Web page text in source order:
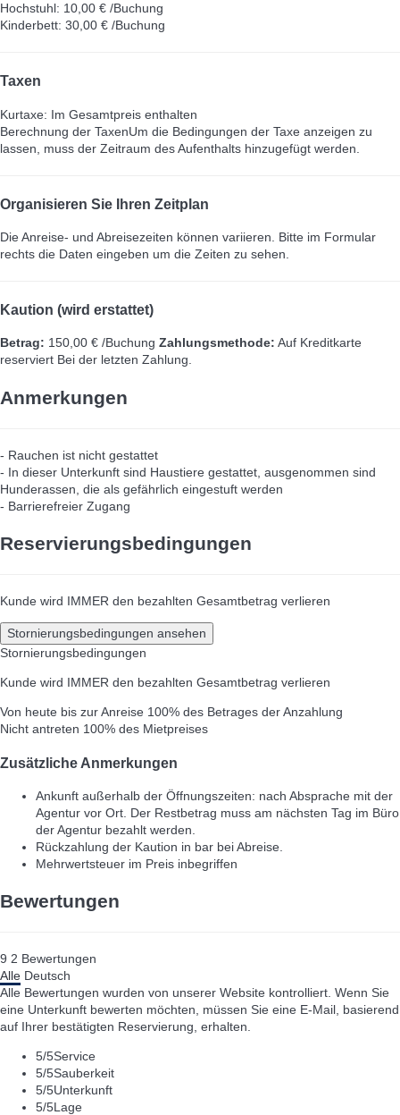
Hochstuhl: 10,00 € /Buchung
Kinderbett: 30,00 € /Buchung
Taxen
Kurtaxe: Im Gesamtpreis enthalten
Berechnung der TaxenUm die Bedingungen der Taxe anzeigen zu
lassen, muss der Zeitraum des Aufenthalts hinzugefügt werden.
Organisieren Sie Ihren Zeitplan
Die Anreise- und Abreisezeiten können variieren. Bitte im Formular
rechts die Daten eingeben um die Zeiten zu sehen.
Kaution (wird erstattet)
Betrag: 150,00 € /Buchung Zahlungsmethode: Auf Kreditkarte
reserviert Bei der letzten Zahlung.
Anmerkungen
- Rauchen ist nicht gestattet
- In dieser Unterkunft sind Haustiere gestattet, ausgenommen sind
Hunderassen, die als gefährlich eingestuft werden
- Barrierefreier Zugang
Reservierungsbedingungen
Kunde wird IMMER den bezahlten Gesamtbetrag verlieren
Stornierungsbedingungen ansehen
Stornierungsbedingungen
Kunde wird IMMER den bezahlten Gesamtbetrag verlieren
Von heute bis zur Anreise 100% des Betrages der Anzahlung
Nicht antreten 100% des Mietpreises
Zusätzliche Anmerkungen
Ankunft außerhalb der Öffnungszeiten: nach Absprache mit der
Agentur vor Ort. Der Restbetrag muss am nächsten Tag im Büro
der Agentur bezahlt werden.
Rückzahlung der Kaution in bar bei Abreise.
Mehrwertsteuer im Preis inbegriffen
Bewertungen
9 2 Bewertungen
Alle Deutsch
Alle Bewertungen wurden von unserer Website kontrolliert. Wenn Sie
eine Unterkunft bewerten möchten, müssen Sie eine E-Mail, basierend
auf Ihrer bestätigten Reservierung, erhalten.
5/5Service
5/5Sauberkeit
5/5Unterkunft
5/5Lage